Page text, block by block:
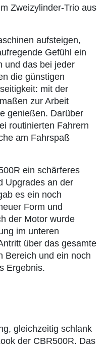
Zweizylinder-Trio aus
aufsteigen,
Gefühl ein
und das bei jeder
die günstigen
mit der
zur Arbeit
genießen. Darüber
routinierten Fahrern
am Fahrspaß
ein schärferes
Upgrades an der
es ein noch
Form und
der Motor wurde
im unteren
über das gesamte
Bereich und ein noch
Ergebnis.
gleichzeitig schlank
der CBR500R. Das